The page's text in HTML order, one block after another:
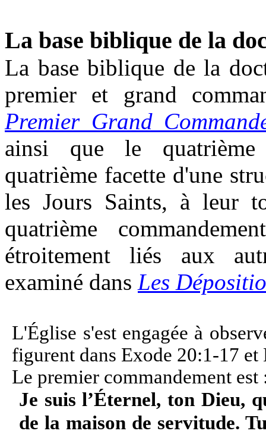
La base biblique de la
La base biblique de la
premier et grand
Premier Grand
ainsi que le quatrième
quatrième facette d'une
les Jours Saints, à leur
quatrième
étroitement liés aux
examiné dans Les
L'Église s'est engagée à
figurent dans Exode 20:1-17
Le premier commandement
Je suis l’Éternel, ton Dieu,
de la maison de servitude.